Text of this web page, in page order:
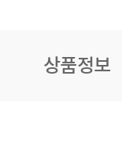
상품정보